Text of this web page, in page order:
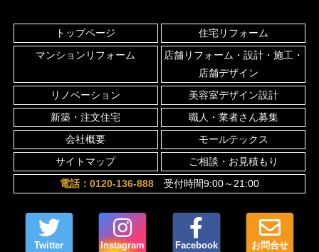
トップページ
住宅リフォーム
マンションリフォーム
店舗リフォーム・設計・施工・
店舗デザイン
リノベーション
美容室デザイン設計
新築・注文住宅
職人・業者さん募集
会社概要
モールテックス
サイトマップ
ご相談・お見積もり
電話：0120-136-888受付時間9:00～21:00
Twitter Instagram Facebook お問合せ